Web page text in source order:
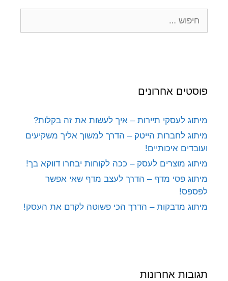
פוסטים אחרונים
מיתוג לעסקי תיירות – איך לעשות את זה בקלות?
מיתוג לחברות הייטק – הדרך למשוך אליך משקיעים
ועובדים איכותיים!
מיתוג מוצרים לעסק – ככה לקוחות יבחרו דווקא בך!
מיתוג פסי מדף – הדרך לעצב מדף שאי אפשר
לפספס!
מיתוג מדבקות – הדרך הכי פשוטה לקדם את העסק!
תגובות אחרונות